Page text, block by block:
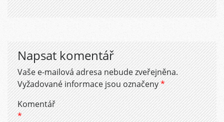
Napsat komentář
Vaše e-mailová adresa nebude zveřejněna.
Vyžadované informace jsou označeny*
Komentář
*